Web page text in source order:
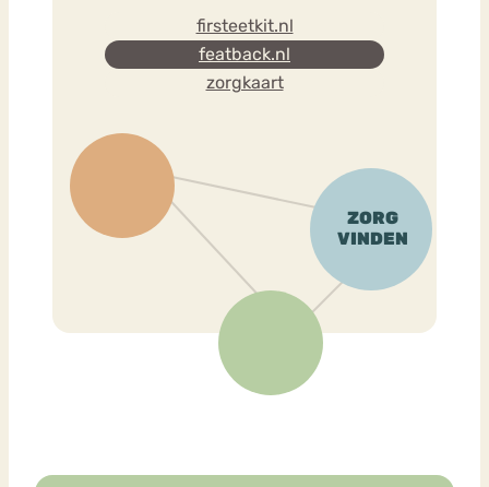
firsteetkit.nl
featback.nl
zorgkaart